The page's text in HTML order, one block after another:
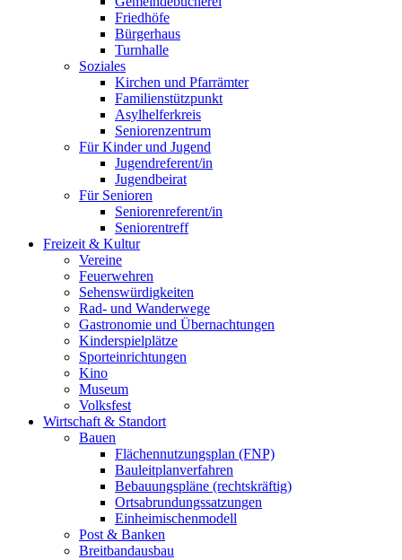
Friedhöfe
Bürgerhaus
Turnhalle
Soziales
Kirchen und Pfarrämter
Familienstützpunkt
Asylhelferkreis
Seniorenzentrum
Für Kinder und Jugend
Jugendreferent/in
Jugendbeirat
Für Senioren
Seniorenreferent/in
Seniorentreff
Freizeit & Kultur
Vereine
Feuerwehren
Sehenswürdigkeiten
Rad- und Wanderwege
Gastronomie und Übernachtungen
Kinderspielplätze
Sporteinrichtungen
Kino
Museum
Volksfest
Wirtschaft & Standort
Bauen
Flächennutzungsplan (FNP)
Bauleitplanverfahren
Bebauungspläne (rechtskräftig)
Ortsabrundungssatzungen
Einheimischenmodell
Post & Banken
Breitbandausbau